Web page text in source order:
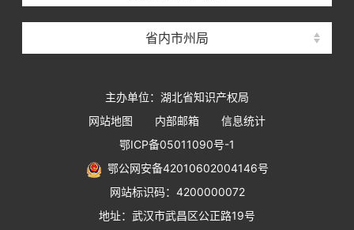
省内市州局
主办单位：湖北省知识产权局
网站地图
内部邮箱
信息统计
鄂ICP备05011090号-1
鄂公网安备42010602004146号
网站标识码：4200000072
地址：武汉市武昌区公正路19号